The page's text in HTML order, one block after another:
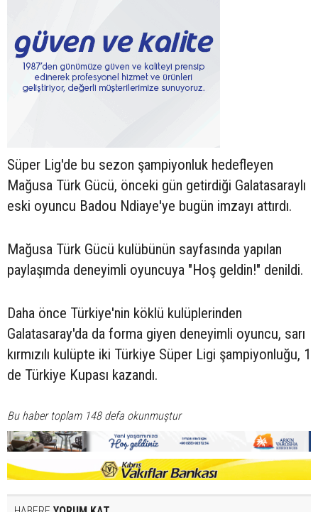
Süper Lig'de bu sezon şampiyonluk hedefleyen
Mağusa Türk Gücü, önceki gün getirdiği Galatasaraylı
eski oyuncu Badou Ndiaye'ye bugün imzayı attırdı.
Mağusa Türk Gücü kulübünün sayfasında yapılan
paylaşımda deneyimli oyuncuya "Hoş geldin!" denildi.
Daha önce Türkiye'nin köklü kulüplerinden
Galatasaray'da da forma giyen deneyimli oyuncu, sarı
kırmızılı kulüpte iki Türkiye Süper Ligi şampiyonluğu, 1
de Türkiye Kupası kazandı.
Bu haber toplam 148 defa okunmuştur